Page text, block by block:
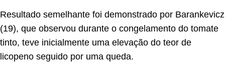
Resultado semelhante foi demonstrado por Barankevicz
(19), que observou durante o congelamento do tomate
tinto, teve inicialmente uma elevação do teor de
licopeno seguido por uma queda.